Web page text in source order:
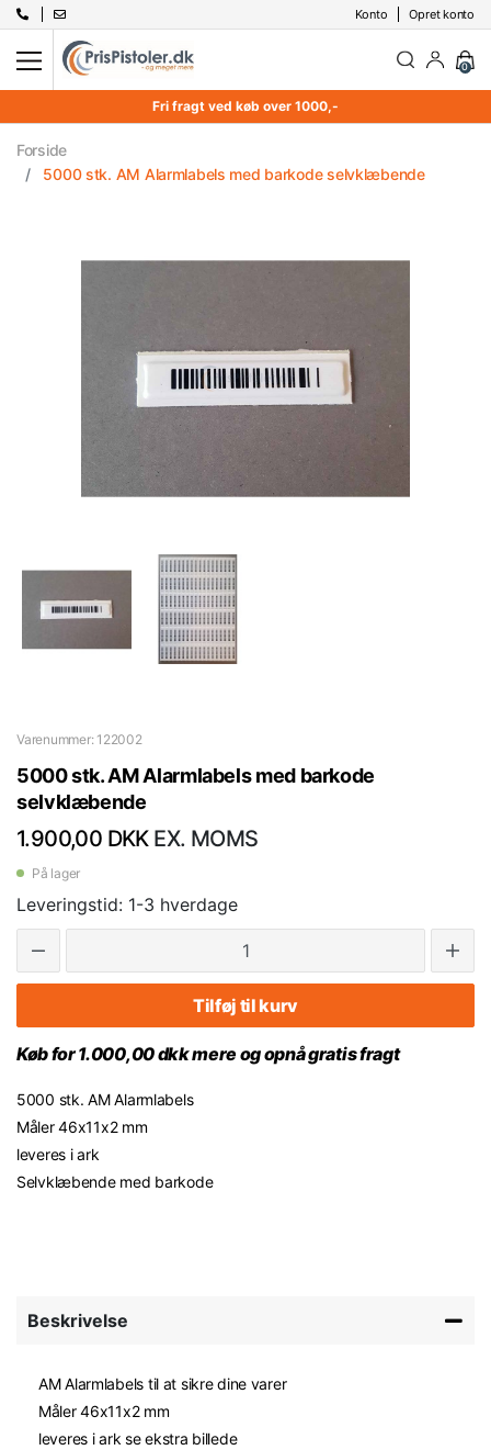
Konto Opret konto
0
Fri fragt ved køb over 1000,-
Forside
5000 stk. AM Alarmlabels med barkode selvklæbende
Varenummer: 122002
5000 stk. AM Alarmlabels med barkode
selvklæbende
1.900,00 DKK EX. MOMS
På lager
Leveringstid: 1-3 hverdage
Tilføj til kurv
Køb for 1.000,00 dkk mere og opnå gratis fragt
5000 stk. AM Alarmlabels
Måler 46x11x2 mm
leveres i ark
Selvklæbende med barkode
Beskrivelse
AM Alarmlabels til at sikre dine varer
Måler 46x11x2 mm
leveres i ark se ekstra billede